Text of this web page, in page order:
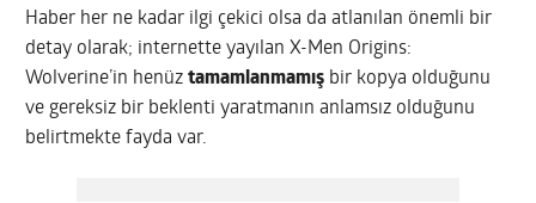
Haber her ne kadar ilgi çekici olsa da atlanılan önemli bir
detay olarak; internette yayılan X-Men Origins:
Wolverine’in henüztamamlanmamış bir kopya olduğunu
ve gereksiz bir beklenti yaratmanın anlamsız olduğunu
belirtmekte fayda var.